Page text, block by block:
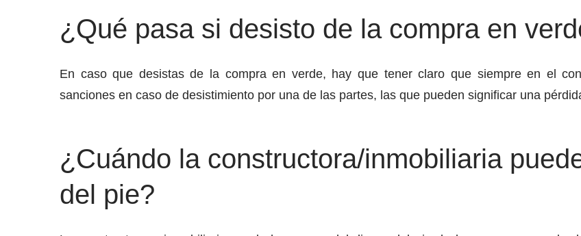
¿Qué pasa si desisto de la compra en
En caso que desistas de la compra en verde, hay que tener claro que siempre en el
sanciones en caso de desistimiento por una de las partes, las que pueden significar una
¿Cuándo la constructora/inmobiliaria
del pie?